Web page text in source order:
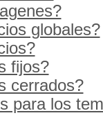
globales?
fijos?
cerrados?
para los